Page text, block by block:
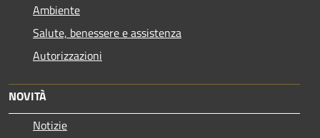
Ambiente
Salute, benessere e assistenza
Autorizzazioni
NOVITÀ
Notizie